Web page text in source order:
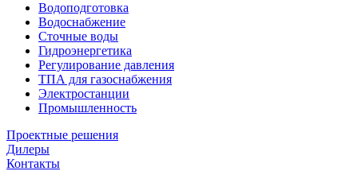
Водоподготовка
Водоснабжение
Сточные воды
Гидроэнергетика
Регулирование давления
ТПА для газоснабжения
Электростанции
Промышленность
Проектные решения
Дилеры
Контакты